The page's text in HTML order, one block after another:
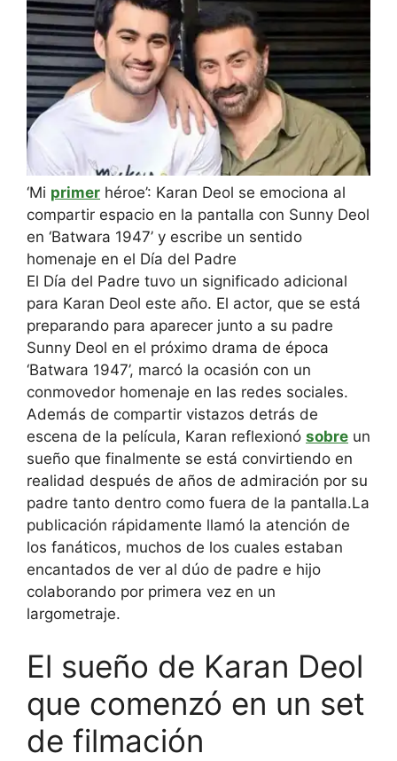
‘Mi primer héroe’: Karan Deol se emociona al
compartir espacio en la pantalla con Sunny Deol
en ‘Batwara 1947’ y escribe un sentido
homenaje en el Día del Padre
El Día del Padre tuvo un significado adicional
para Karan Deol este año. El actor, que se está
preparando para aparecer junto a su padre
Sunny Deol en el próximo drama de época
‘Batwara 1947’, marcó la ocasión con un
conmovedor homenaje en las redes sociales.
Además de compartir vistazos detrás de
escena de la película, Karan reflexionó sobre un
sueño que finalmente se está convirtiendo en
realidad después de años de admiración por su
padre tanto dentro como fuera de la pantalla.La
publicación rápidamente llamó la atención de
los fanáticos, muchos de los cuales estaban
encantados de ver al dúo de padre e hijo
colaborando por primera vez en un
largometraje.
El sueño de Karan Deol
que comenzó en un set
de filmación